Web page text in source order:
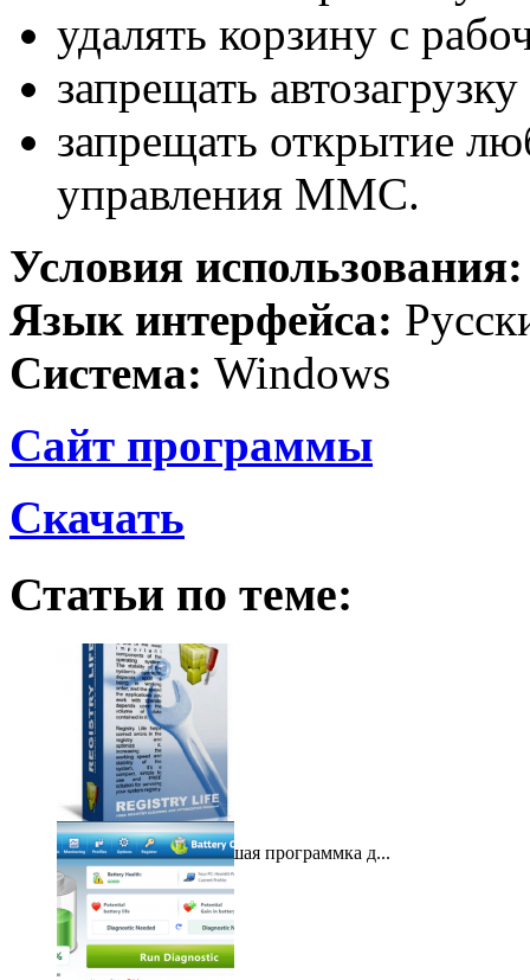
удалять корзину с
запрещать
запрещать открытие
управления MMC.
Условия
Язык интерфейса:
Система: Windows
Сайт программы
Скачать
Статьи по теме:
Registry Life
Registry Life – небольшая программка д...
2012-05-10